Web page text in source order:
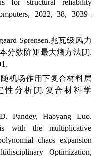
for structural reliability
2022, 38, 3039–
Sørensen.兆瓦级风力
分数阶矩最大熵方法[J].
机场作用下复合材料层
性分析 [J]. 复合材料学
Pandey, Haoyang Luo.
with the multiplicative
chaos expansion
Optimization,